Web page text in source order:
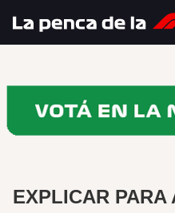
EXPLICAR PARA